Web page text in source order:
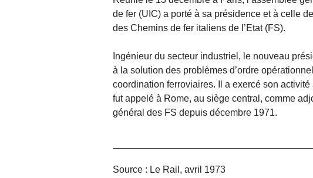
de fer (UIC) a porté à sa présidence et à celle
des Chemins de fer italiens de l’Etat (FS).
Ingénieur du secteur industriel, le nouveau
à la solution des problèmes d’ordre
coordination ferroviaires. Il a exercé son
fut appelé à Rome, au siège central, comme
général des FS depuis décembre 1971.
Source : Le Rail, avril 1973